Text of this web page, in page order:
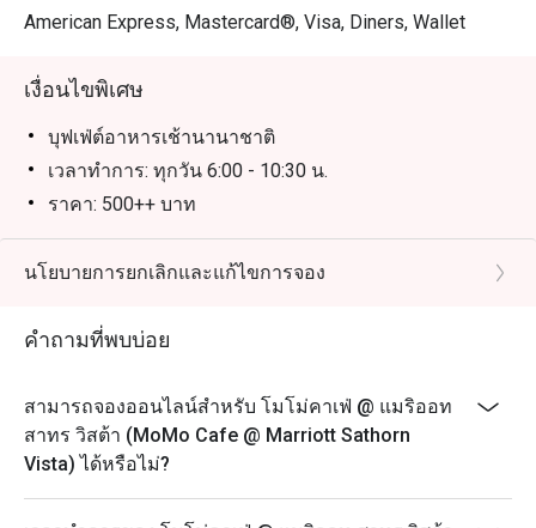
American Express, Mastercard®, Visa, Diners, Wallet
เงื่อนไขพิเศษ
บุฟเฟ่ต์อาหารเช้านานาชาติ
เวลาทำการ: ทุกวัน 6:00 - 10:30 น.
ราคา: 500++ บาท
All You Can Eat
เวลาทำการ: ทุกวัน 11:00 - 22:30 น. (รับออเดอร์สุดท้าย
ราคา: 1099++ บาท
เด็กอายุ 5-11 ปี ครึ่งราคาผู้ใหญ่ (ไม่สามารถใช้ร่วมกับ
ส่วนลด Eatigo ได้)
เด็กอายุต่ำกว่า 4 ปี ฟรี
ส่วนลดสูงสุด 30% สำหรับ All You Can Eat
นโยบายการยกเลิกและแก้ไขการจอง
คำถามที่พบบ่อย
สามารถจองออนไลน์สำหรับ โมโม่คาเฟ่ @ แมริออท
สาทร วิสต้า (MoMo Cafe @ Marriott Sathorn
Vista) ได้หรือไม่?